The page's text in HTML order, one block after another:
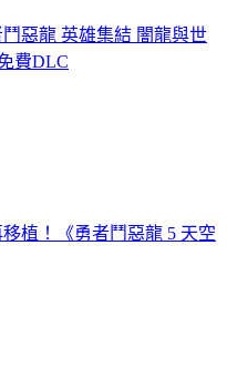
鬥惡龍 英雄集結 闇龍與世
費DLC
植！《勇者鬥惡龍 5 天空